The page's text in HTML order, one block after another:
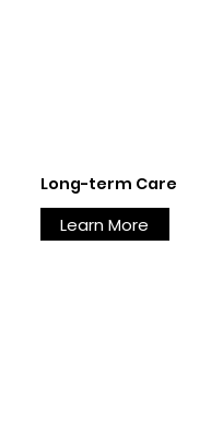
Long-term Care
Learn More